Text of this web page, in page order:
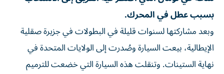
بسبب عطل في المحرك.
وبعد مشاركتها لسنوات قليلة في البطولات في جزيرة صقلية
الإيطالية، بيعت السيارة وصُدرت إلى الولايات المتحدة في
نهاية الستينات. وتنقلت هذه السيارة التي خضعت للترميم